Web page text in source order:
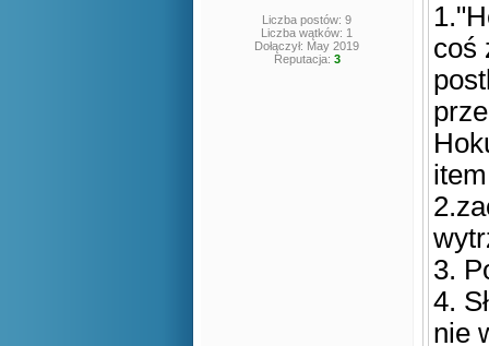
Liczba postów: 9
Liczba wątków: 1
Dołączył: May 2019
Reputacja: 3
coś
3.
4.
nie